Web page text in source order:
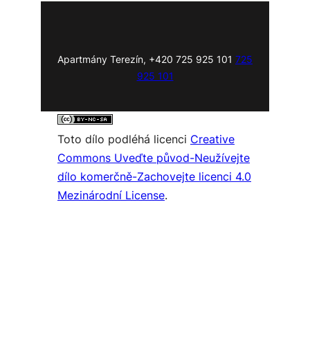
Apartmány Terezín, +420 725 925 101 725
925 101
Toto dílo podléhá licenci Creative
Commons Uveďte původ-Neužívejte
dílo komerčně-Zachovejte licenci 4.0
Mezinárodní License.